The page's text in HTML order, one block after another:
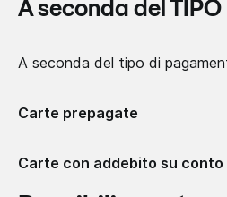
A seconda del TIPO
A seconda del tipo di
Carte prepagate
Carte con addebito su